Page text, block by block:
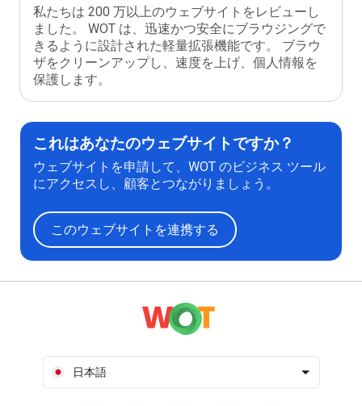
私たちは 200 万以上のウェブサイトをレビューし
ました。 WOT は、迅速かつ安全にブラウジングで
きるように設計された軽量拡張機能です。 ブラウ
ザをクリーンアップし、速度を上げ、個人情報を
保護します。
これはあなたのウェブサイトですか？
ウェブサイトを申請して、WOT のビジネス ツール
にアクセスし、顧客とつながりましょう。
このウェブサイトを連携する
日本語